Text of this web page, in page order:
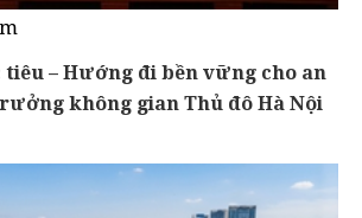
– Hướng đi bền vững cho an
không gian Thủ đô Hà Nội